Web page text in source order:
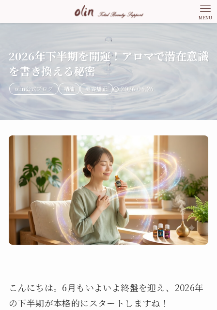
MENU
2026年下半期を開運！アロマで潜在意識
を書き換える秘密
olin公式ブログ 精油 美容矯正 2026.06.26
こんにちは。6月もいよいよ終盤を迎え、2026年
の下半期が本格的にスタートしますね！